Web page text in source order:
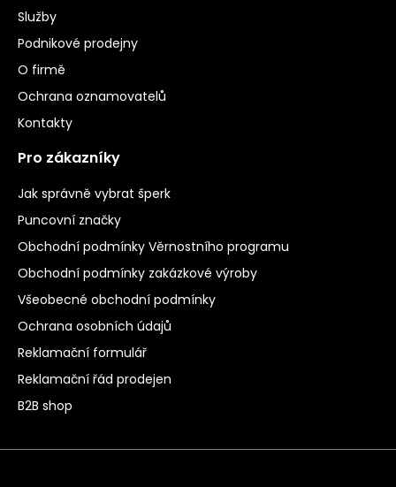
Služby
Podnikové prodejny
O firmě
Ochrana oznamovatelů
Kontakty
Pro zákazníky
Jak správně vybrat šperk
Puncovní značky
Obchodní podmínky Věrnostního programu
Obchodní podmínky zakázkové výroby
Všeobecné obchodní podmínky
Ochrana osobních údajů
Reklamační formulář
Reklamační řád prodejen
B2B shop